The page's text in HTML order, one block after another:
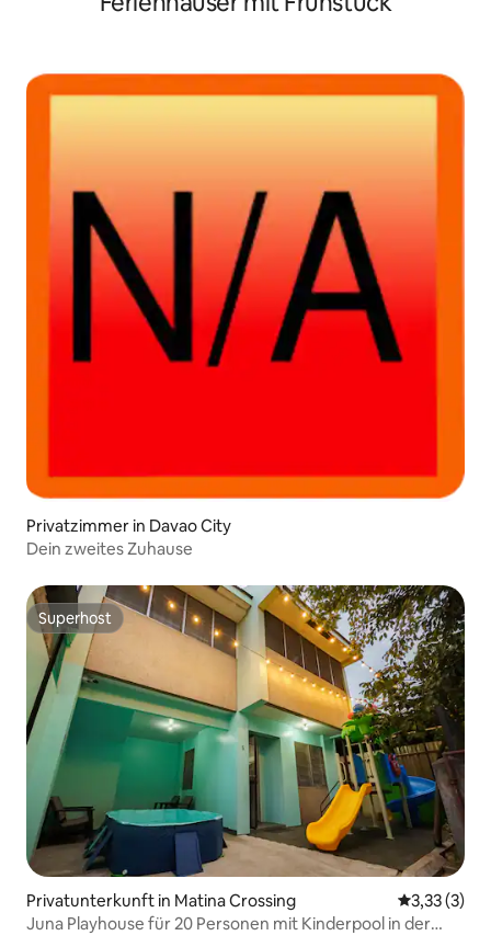
Privatzimmer in Davao City
Dein zweites Zuhause
Superhost
Superhost
Privatunterkunft in Matina Crossing
3,33 (3)
Juna Playhouse für 20 Personen mit Kinderpool in der